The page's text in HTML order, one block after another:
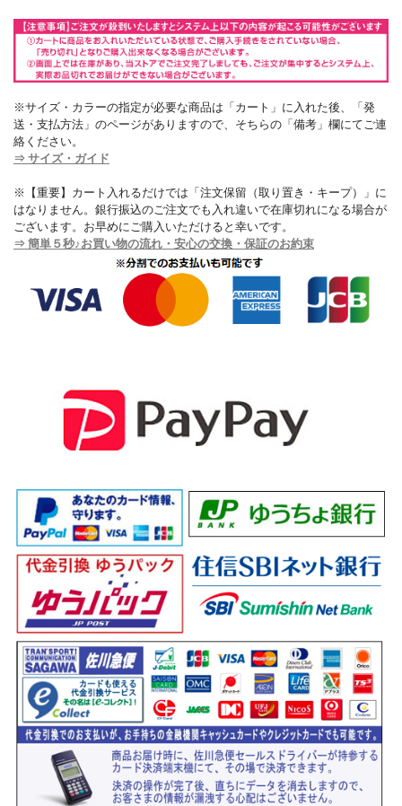
※サイズ・カラーの指定が必要な商品は「カート」に入れた後、「発
送・支払方法」のページがありますので、そちらの「備考」欄にてご連
絡ください。
⇒ サイズ・ガイド
※【重要】カート入れるだけでは「注文保留（取り置き・キープ）」に
はなりません。銀行振込のご注文でも入れ違いで在庫切れになる場合が
ございます。お早めにご購入いただけると幸いです。
⇒ 簡単５秒♪お買い物の流れ・安心の交換・保証のお約束